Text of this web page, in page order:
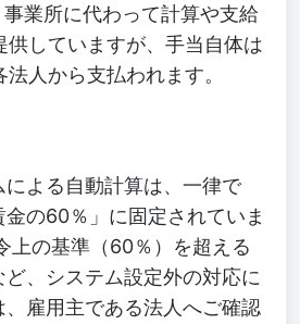
業所に代わって計算や支給
供していますが、手当自体は
人から支払われます。
による自動計算は、一律で
金の60％」に固定されていま
上の基準（60％）を超える
ど、システム設定外の対応に
、雇用主である法人へご確認